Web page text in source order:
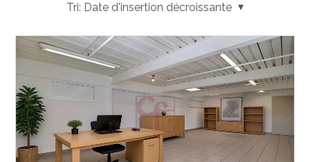
Tri: Date d'insertion décroissante